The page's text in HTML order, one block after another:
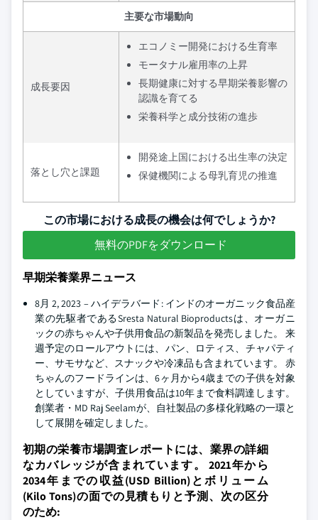
主要な市場動向
成長要因
エコノミー開発における生育率
モータナル雇用率の上昇
長期健康に対する早期栄養影響の
認識を育てる
栄養科学と成分技術の進歩
落とし穴と課題
開発途上国における出生率の決定
保健機関による母乳育児の推進
この市場における成長の機会は何でしょうか?
無料のPDFをダウンロード
早期栄養業界ニュース
8月 2, 2023 – ハイデラバード: インドのオーガニック食品産
業の先駆者であるSresta Natural Bioproductsは、オーガニ
ックの赤ちゃんや子供用食品の新製品を発売しました。 来
週予定のロールアウトには、パン、ロティス、チャパティ
ー、サモサなど、スナックや冷凍品も含まれています。 赤
ちゃんのフードラインは、6ヶ月から4歳までの子供を対象
としていますが、子供用食品は10年まで食料調達します。
創業者・MD Raj Seelamが、自社製品の多様化戦略の一環と
して展開を確定しました。
初期の栄養市場調査レポートには、業界の詳細
なカバレッジが含まれています。 2021年から
2034年までの収益(USD Billion)とボリューム
(Kilo Tons)の面での見積もりと予測、次の区分
のため: